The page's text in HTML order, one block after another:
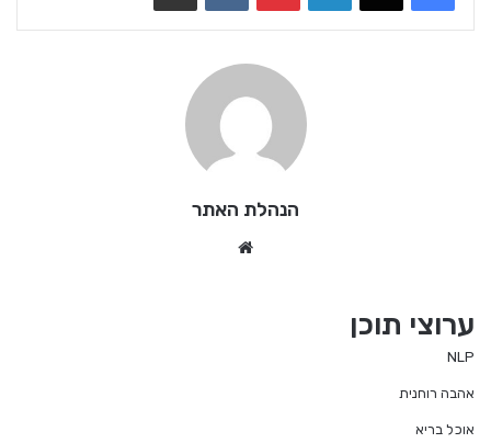
הנהלת האתר
ערוצי תוכן
NLP
אהבה רוחנית
אוכל בריא